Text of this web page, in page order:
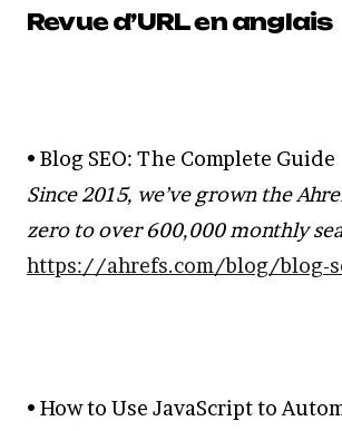
Revue d’URL en anglais
• Blog SEO: The Complete Guide
Since 2015, we’ve grown the
zero to over 600,000 monthly
https://ahrefs.com/blog/blog-
• How to Use JavaScript to